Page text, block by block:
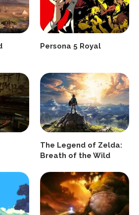
Persona 5 Royal
The Legend of Zelda:
Breath of the Wild